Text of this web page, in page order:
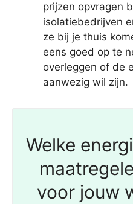
prijzen opvragen
isolatiebedrijven
ze bij je thuis
eens goed op te
overleggen of de
aanwezig wil zijn.
Welke
voor jouw